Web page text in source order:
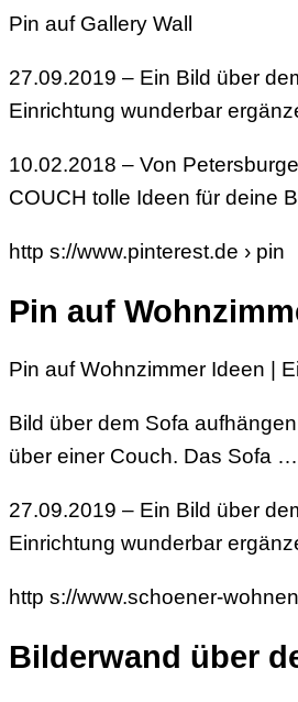
Pin auf Gallery Wall
27.09.2019 – Ein Bild über
Einrichtung wunderbar
10.02.2018 – Von
COUCH tolle Ideen für deine
http s://www.pinterest.de › pin
Pin auf
Pin auf Wohnzimmer Ideen |
Bild über dem Sofa
über einer Couch. Das Sofa …
27.09.2019 – Ein Bild über
Einrichtung wunderbar
http s://www.schoener-
Bilderwand über